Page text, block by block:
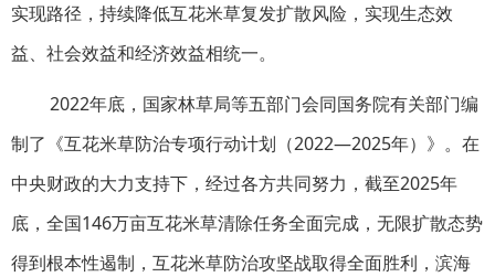
实现路径，持续降低互花米草复发扩散风险，实现生态效
益、社会效益和经济效益相统一。
2022年底，国家林草局等五部门会同国务院有关部门编
制了《互花米草防治专项行动计划（2022—2025年）》。在
中央财政的大力支持下，经过各方共同努力，截至2025年
底，全国146万亩互花米草清除任务全面完成，无限扩散态势
得到根本性遏制，互花米草防治攻坚战取得全面胜利，滨海